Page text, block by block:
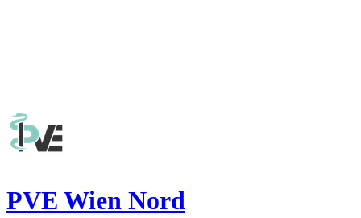
PVE Wien Nord